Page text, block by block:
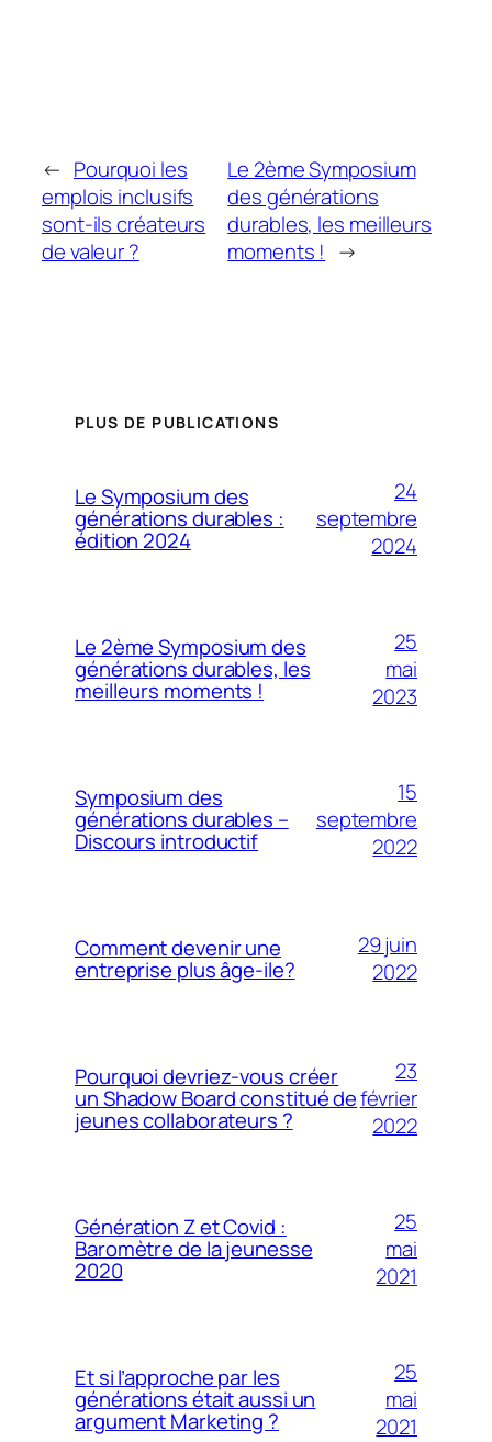
← Pourquoi les
emplois inclusifs
sont-ils créateurs
de valeur ?
Le 2ème Symposium
des générations
durables, les meilleurs
moments ! →
PLUS DE PUBLICATIONS
Le Symposium des
générations durables :
édition 2024
24
septembre
2024
Le 2ème Symposium des
générations durables, les
meilleurs moments !
25
mai
2023
Symposium des
générations durables –
Discours introductif
15
septembre
2022
Comment devenir une
entreprise plus âge-ile?
29 juin
2022
Pourquoi devriez-vous créer
un Shadow Board constitué de
jeunes collaborateurs ?
23
février
2022
Génération Z et Covid :
Baromètre de la jeunesse
2020
25
mai
2021
Et si l’approche par les
générations était aussi un
argument Marketing ?
25
mai
2021